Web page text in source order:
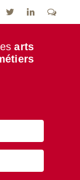
arts